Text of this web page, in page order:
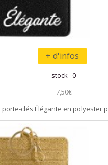
+ d'infos
stock 0
7,50€
porte-clés Élégante en polyester